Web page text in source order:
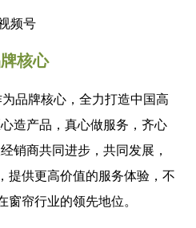
频号
核心
品牌核心，全力打造中国高
造产品，真心做服务，齐心
销商共同进步，共同发展，
提供更高价值的服务体验，不
帘行业的领先地位。